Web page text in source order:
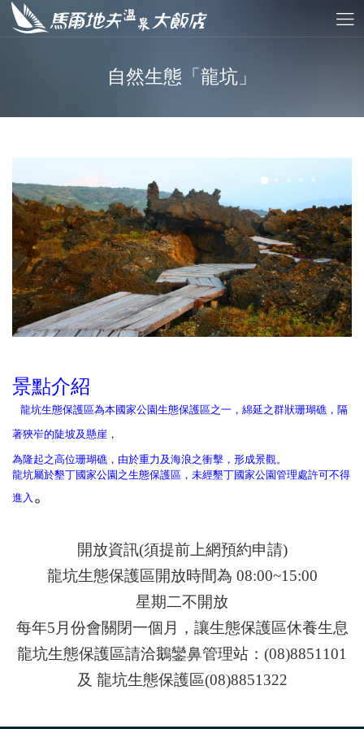
自然生態「龍坑」
景點介紹
龍坑生態保護區為本國家公園生態保護區之一，綿延之群狀珊瑚礁，隔
著狹岝的陡坡及懸崖，
為隆起之高位珊瑚礁，由於重力及海浪之衝擊，形成景觀。
龍坑屬於墾丁國家公園之生態保護區，未經墾丁國家公園管理處許可不得
進入 。
開放資訊(須提前上網預約申請)
龍坑生態保護區開放時間為 08:00~15:00
星期二不開放
每年5月份會關閉一個月，讓生態保護區休養生息
龍坑生態保護區請洽鵝鑾鼻管理站：(08)8851101
及 龍坑生態保護區(08)8851322